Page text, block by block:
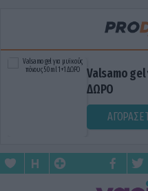
Valsamo gel
ΔΩΡΟ
ΑΓΟΡΑΣΕ